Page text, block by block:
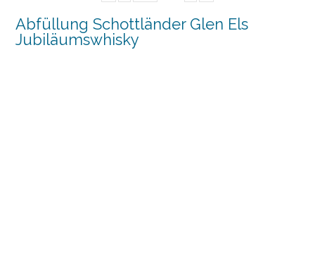
Abfüllung Schottländer Glen Els
Jubiläumswhisky